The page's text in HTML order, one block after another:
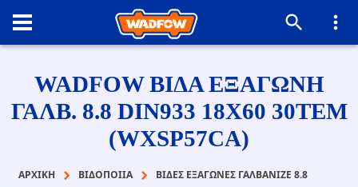
WADFOW ΒΙΔΑ ΕΞΑΓΩΝΗ
ΓΑΛΒ. 8.8 DIN933 18X60 30TEM
(WXSP57CA)
ΑΡΧΙΚΉ ΒΙΔΟΠΟΙΙΑ
ΒΙΔΕΣ ΕΞΑΓΩΝΕΣ ΓΑΛΒΑΝΙΖΕ 8.8